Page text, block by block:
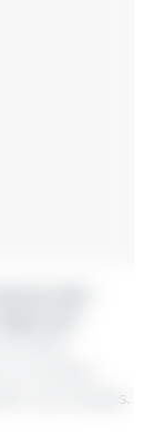
des
soutien
aux engrais.